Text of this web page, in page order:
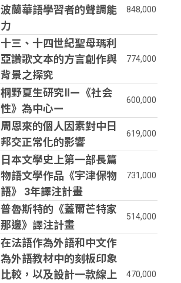
波蘭華語學習者的聲調能
力
848,000
十三、十四世紀聖母瑪利
亞讚歌文本的方言創作與
背景之探究
774,000
桐野夏生研究Ⅱー《社会
性》為中心ー
600,000
周恩來的個人因素對中日
邦交正常化的影響
619,000
日本文學史上第一部長篇
物語文學作品《宇津保物
語》 3年譯注計畫
731,000
普魯斯特的《蓋爾芒特家
那邊》譯注計畫
514,000
在法語作為外語和中文作
為外語教材中的刻板印象
比較，以及設計一款線上
470,000